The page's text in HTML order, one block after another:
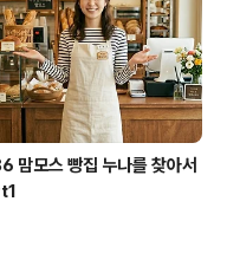
맘모스 빵집 누나를 찾아서